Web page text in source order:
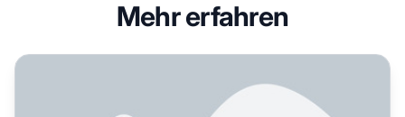
Mehr erfahren
Trainingsdaten vs. Live-Suche: Wie KI-Systeme auf